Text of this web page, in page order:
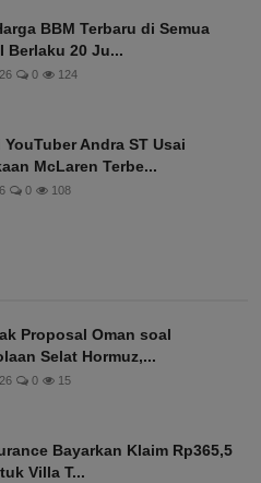
BBM Terbaru di Semua
Berlaku 20 Ju...
0 124
Andra ST Usai
McLaren Terbe...
0 108
Proposal Oman soal
Selat Hormuz,...
0 15
Bayarkan Klaim Rp365,5
Villa T...